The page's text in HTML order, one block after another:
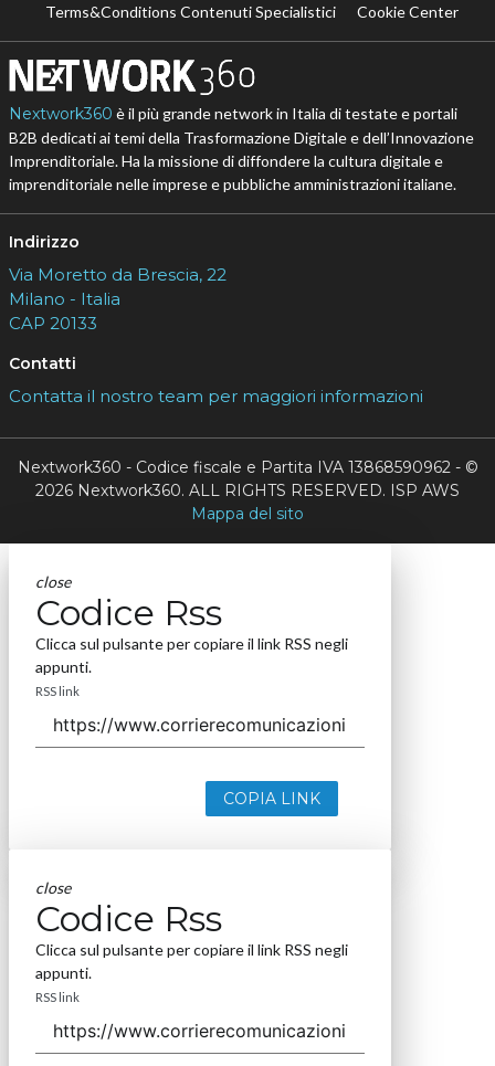
Terms&Conditions Contenuti Specialistici
Cookie Center
Nextwork360 è il più grande network in Italia di testate e portali
B2B dedicati ai temi della Trasformazione Digitale e dell’Innovazione
Imprenditoriale. Ha la missione di diffondere la cultura digitale e
imprenditoriale nelle imprese e pubbliche amministrazioni italiane.
Indirizzo
Via Moretto da Brescia, 22
Milano - Italia
CAP 20133
Contatti
Contatta il nostro team per maggiori informazioni
Nextwork360 - Codice fiscale e Partita IVA 13868590962 - ©
2026 Nextwork360. ALL RIGHTS RESERVED. ISP AWS
Mappa del sito
close
Codice Rss
Clicca sul pulsante per copiare il link RSS negli
appunti.
RSS link
COPIA LINK
close
Codice Rss
Clicca sul pulsante per copiare il link RSS negli
appunti.
RSS link